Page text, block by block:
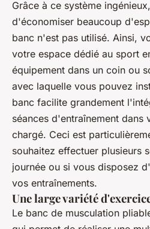
Grâce à ce système
d'économiser beaucoup
banc n'est pas utilisé. Ainsi,
votre espace dédié au sport
équipement dans un coin ou
avec laquelle vous pouvez
banc facilite grandement
séances d'entraînement dans
chargé. Ceci est
souhaitez effectuer plusieurs
journée ou si vous disposez
vos entraînements.
Une large variété
Le banc de musculation